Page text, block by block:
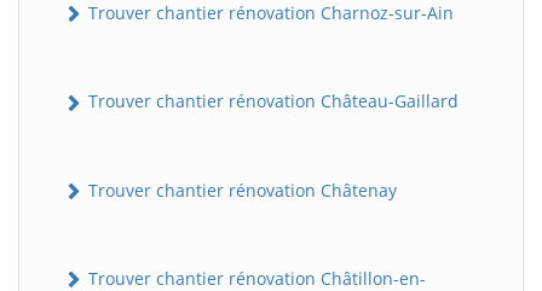
Trouver chantier rénovation Charnoz-sur-Ain
Trouver chantier rénovation Château-Gaillard
Trouver chantier rénovation Châtenay
Trouver chantier rénovation Châtillon-en-